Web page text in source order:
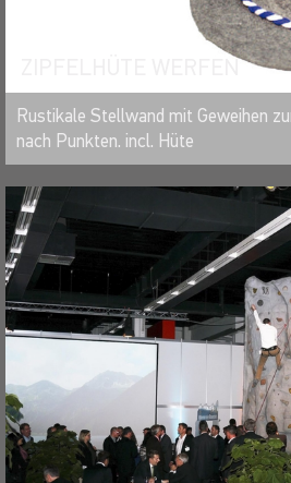
ZIPFELHÜTE WERFEN
Rustikale Stellwand mit Geweihen
nach Punkten. incl. Hüte